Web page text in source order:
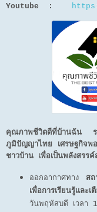
Youtube :
คุณภาพชีวิตดีที่บ้านฉัน ร
ภูมิปัญญาไทย เศรษฐกิจพ
ชาวบ้าน เพื่อเป็นพลังสร
ออกอากาศทาง สถ
เพื่อการเรียนรู้แล
วันพฤหัสบดี เวล